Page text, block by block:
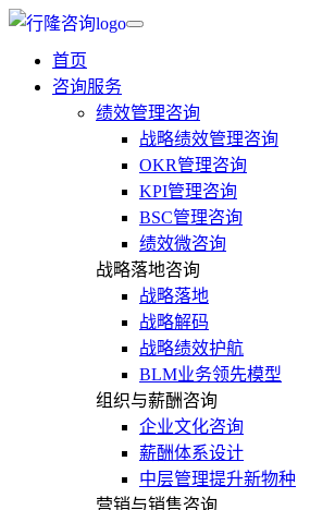
首页
咨询服务
绩效管理咨询
战略绩效管理咨询
OKR管理咨询
KPI管理咨询
BSC管理咨询
绩效微咨询
战略落地咨询
战略落地
战略解码
战略绩效护航
BLM业务领先模型
组织与薪酬咨询
企业文化咨询
薪酬体系设计
中层管理提升新物种
营销与销售咨询